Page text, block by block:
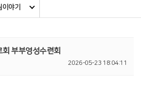
이야기
부부영성수련회
2026-05-23 18:04:11